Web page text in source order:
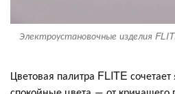
Электроустановочные изделия
Цветовая палитра FLITE сочетает